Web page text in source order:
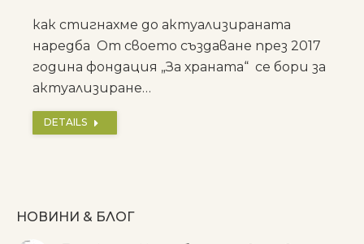
как стигнахме до актуализираната
наредба От своето създаване през 2017
година фондация „За храната“ се бори за
актуализиране…
DETAILS
НОВИНИ & БЛОГ